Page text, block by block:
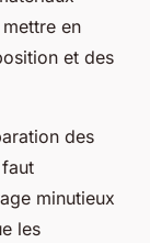
en
et des
des
minutieux
les